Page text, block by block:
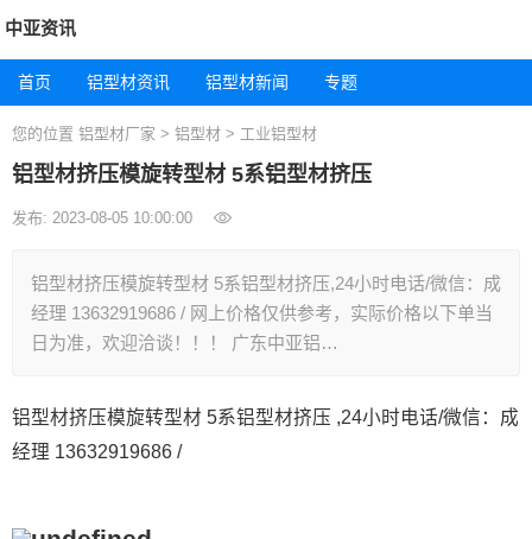
中亚资讯
首页 铝型材资讯 铝型材新闻 专题
您的位置 铝型材厂家 > 铝型材 > 工业铝型材
铝型材挤压模旋转型材 5系铝型材挤压
发布: 2023-08-05 10:00:00
铝型材挤压模旋转型材 5系铝型材挤压,24小时电话/微信：成
经理 13632919686 / 网上价格仅供参考，实际价格以下单当
日为准，欢迎洽谈！！！ 广东中亚铝…
铝型材挤压模旋转型材 5系铝型材挤压 ,24小时电话/微信：成
经理 13632919686 /